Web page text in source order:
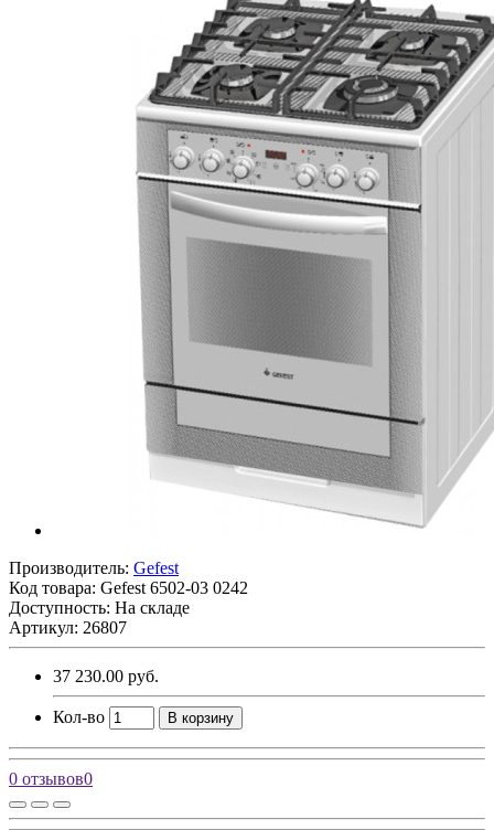
Производитель: Gefest
Код товара: Gefest 6502-03 0242
Доступность: На складе
Артикул: 26807
37 230.00 руб.
Кол-во В корзину
0 отзывов0